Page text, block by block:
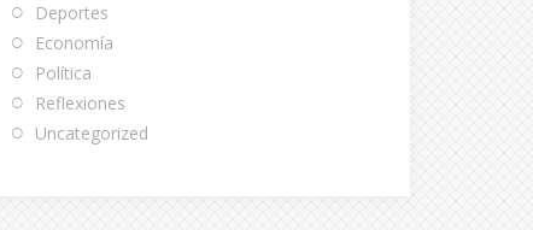
Deportes
Economía
Política
Reflexiones
Uncategorized